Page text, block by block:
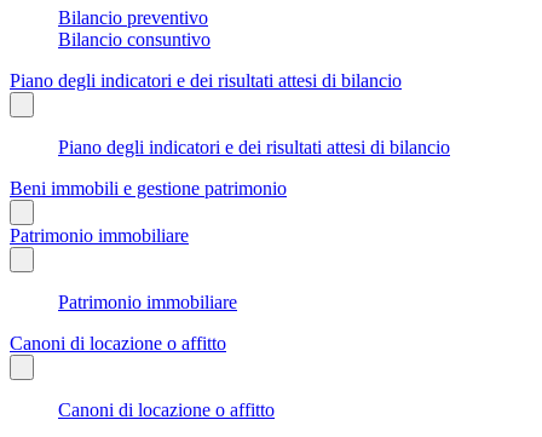
Bilancio preventivo
Bilancio consuntivo
Piano degli indicatori e dei risultati attesi di bilancio
Piano degli indicatori e dei risultati attesi di bilancio
Beni immobili e gestione patrimonio
Patrimonio immobiliare
Patrimonio immobiliare
Canoni di locazione o affitto
Canoni di locazione o affitto